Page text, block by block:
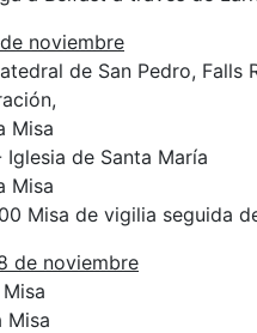
noviembre
de San Pedro, Falls
Misa
Iglesia de Santa María
Misa
Misa de vigilia seguida
de noviembre
Misa